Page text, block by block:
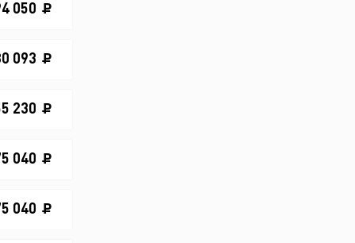
050
093
230
040
040